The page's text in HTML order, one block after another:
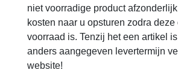
niet voorradige product
kosten naar u opsturen zodra
voorraad is. Tenzij het een artikel
anders aangegeven levertermijn
website!